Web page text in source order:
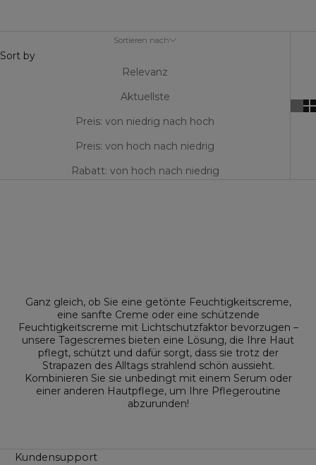
Sortieren nach
Sort by
Relevanz
Aktuellste
Preis: von niedrig nach hoch
Preis: von hoch nach niedrig
Rabatt: von hoch nach niedrig
Ganz gleich, ob Sie eine getönte Feuchtigkeitscreme,
eine sanfte Creme oder eine schützende
Feuchtigkeitscreme mit Lichtschutzfaktor bevorzugen –
unsere Tagescremes bieten eine Lösung, die Ihre Haut
pflegt, schützt und dafür sorgt, dass sie trotz der
Strapazen des Alltags strahlend schön aussieht.
Kombinieren Sie sie unbedingt mit einem Serum oder
einer anderen Hautpflege, um Ihre Pflegeroutine
abzurunden!
Kundensupport